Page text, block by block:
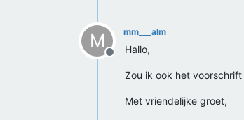
M
Offline
mm___alm
Hallo,
Zou ik ook het
Met vriendelijke groet,